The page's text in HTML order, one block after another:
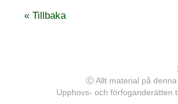
« Tillbaka
Ⓒ Allt material på denna
Upphovs- och förfoganderätten